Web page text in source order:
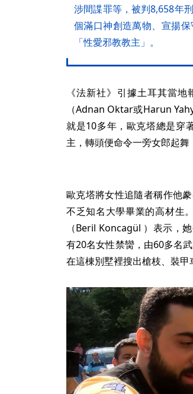
涉間諜罪等，被判8,658年
個滿口神創造萬物、宣揚
「性愛邪教教主」。
《法新社》引據土耳其當
（Adnan Oktar或Harun
就是10多年，歐克塔總是穿
主，轉頭便命令一旁女郎起舞
歐克塔將女性追隨者稱作他
不乏知名大學畢業的高材生
（Beril Koncagül ）表示，
有20名女性禁臠，由60多名
在這棟別墅裡搜出槍枝、裝甲